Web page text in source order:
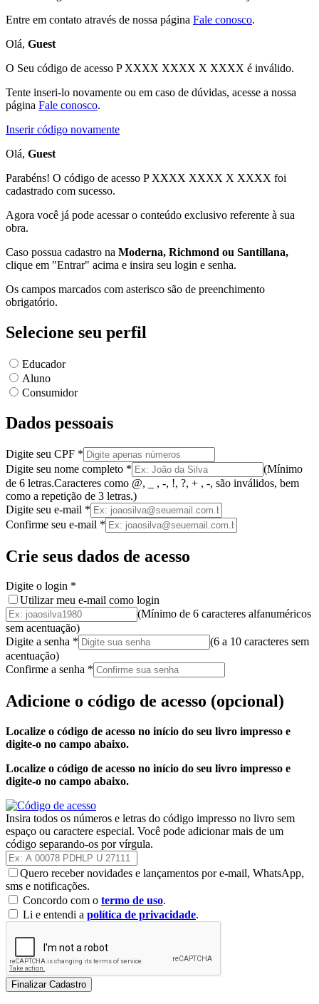
Entre em contato através de nossa página Fale conosco.
Olá, Guest
O Seu código de acesso P XXXX XXXX X XXXX é inválido.
Tente inseri-lo novamente ou em caso de dúvidas, acesse a nossa
página Fale conosco.
Inserir código novamente
Olá, Guest
Parabéns! O código de acesso P XXXX XXXX X XXXX foi
cadastrado com sucesso.
Agora você já pode acessar o conteúdo exclusivo referente à sua
obra.
Caso possua cadastro na Moderna, Richmond ou Santillana,
clique em "Entrar" acima e insira seu login e senha.
Os campos marcados com asterisco são de preenchimento
obrigatório.
Selecione seu perfil
Educador
Aluno
Consumidor
Dados pessoais
Digite seu CPF *
Digite seu nome completo * (Mínimo
de 6 letras.Caracteres como @, _ , -, !, ?, + , -, são inválidos, bem
como a repetição de 3 letras.)
Digite seu e-mail *
Confirme seu e-mail *
Crie seus dados de acesso
Digite o login *
Utilizar meu e-mail como login
(Mínimo de 6 caracteres alfanuméricos
sem acentuação)
Digite a senha * (6 a 10 caracteres sem
acentuação)
Confirme a senha *
Adicione o código de acesso (opcional)
Localize o código de acesso no início do seu livro impresso e
digite-o no campo abaixo.
Localize o código de acesso no início do seu livro impresso e
digite-o no campo abaixo.
Insira todos os números e letras do código impresso no livro sem
espaço ou caractere especial. Você pode adicionar mais de um
código separando-os por vírgula.
Quero receber novidades e lançamentos por e-mail, WhatsApp,
sms e notificações.
Concordo com o termo de uso.
Li e entendi a política de privacidade.